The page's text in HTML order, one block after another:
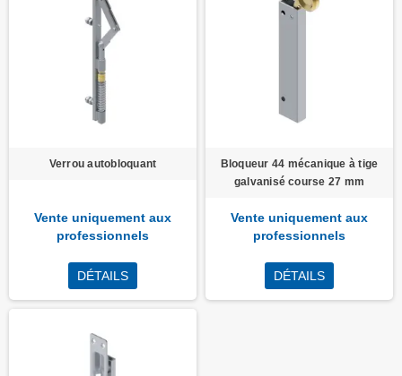
Verrou autobloquant
Vente uniquement aux
professionnels
DÉTAILS
Bloqueur 44 mécanique à tige
galvanisé course 27 mm
Vente uniquement aux
professionnels
DÉTAILS